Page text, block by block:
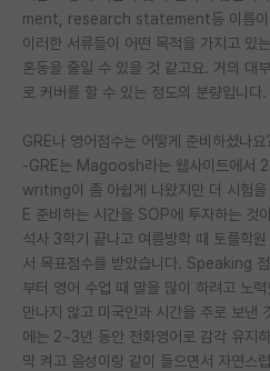
ment, research statement등 이름이
이러한 서류들이 어떤 목적을 가지고 있
혼동을 줄일 수 있을 것 같고요. 거의 대
로 커버를 할 수 있는 정도의 분량입니다.
GRE나 영어점수는 어떻게 준비하셨나요
-GRE는 Magoosh라는 웹사이트에서 2
writing이 좀 아쉽게 나왔지만 더 시험
E 준비하는 시간을 SOP에 투자하는 것
석사 3학기 끝나고 여름방학 때 토플학
서 목표점수를 받았습니다. Speaking
부터 영어 수업 때 말을 많이 하려고 노
만나지 않고 미국인과 시간을 주로 보낸
에는 2~3년 동안 전화영어로 감각 유지
막 켜고 음성이랑 같이 들으면서 자연스